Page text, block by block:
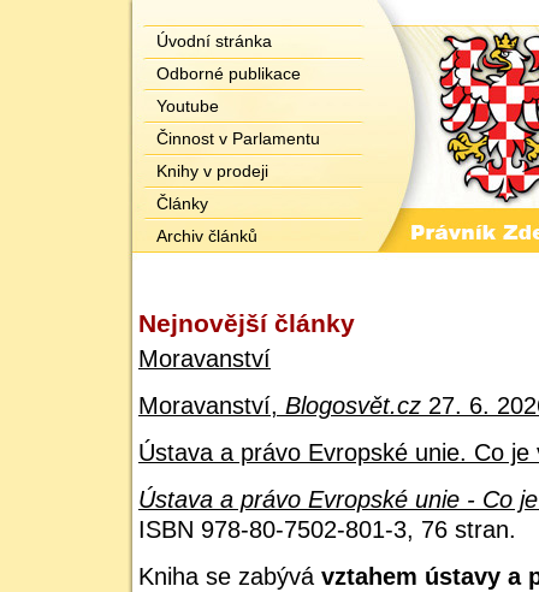
Úvodní stránka
Odborné publikace
Youtube
Činnost v Parlamentu
Knihy v prodeji
Články
Archiv článků
Nejnovější články
Moravanství
Moravanství, Blogosvět.cz 27. 6.
Ústava a právo Evropské unie. Co je
Ústava a právo Evropské unie - Co
ISBN 978-80-7502-801-3, 76 stran.
Kniha se zabývá vztahem ústavy a